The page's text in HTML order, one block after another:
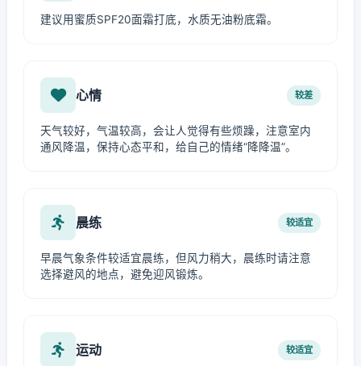
建议用蜜质SPF20面霜打底，水质无油粉底霜。
心情 较差
天气较好，气温较高，会让人觉得有些烦躁，注意室内
通风降温，保持心态平和，给自己的情绪“降降温”。
晨练 较适宜
早晨气象条件较适宜晨练，但风力稍大，晨练时请注意
选择避风的地点，避免迎风锻炼。
运动 较适宜